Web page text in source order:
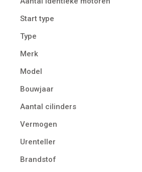
Start type
Type
Merk
Model
Bouwjaar
Aantal cilinders
Vermogen
Urenteller
Brandstof